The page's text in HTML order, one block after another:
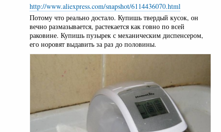
http://www.aliexpress.com/snapshot/6114436070.html
Потому что реально достало. Купишь твердый кусок, он
вечно размазывается, растекается как говно по всей
раковине. Купишь пузырек с механическим диспенсером,
его норовят выдавить за раз до половины.